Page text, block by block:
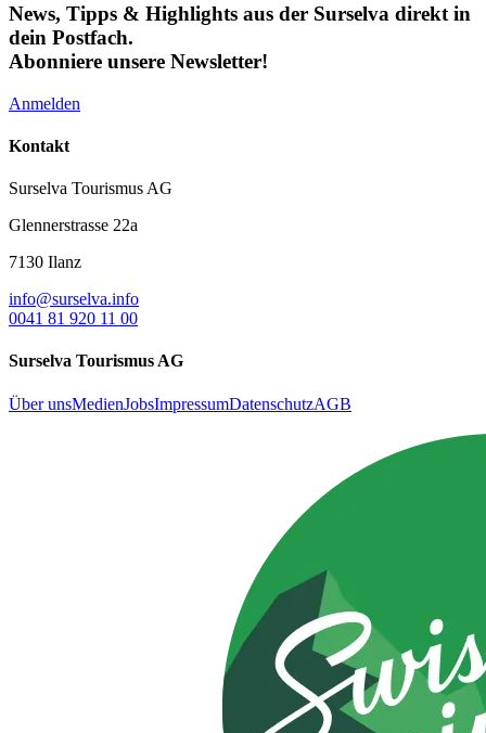
News, Tipps & Highlights aus der Surselva direkt in
dein Postfach.
Abonniere unsere Newsletter!
Anmelden
Kontakt
Surselva Tourismus AG
Glennerstrasse 22a
7130 Ilanz
info@surselva.info
0041 81 920 11 00
Surselva Tourismus AG
Über unsMedienJobsImpressumDatenschutzAGB